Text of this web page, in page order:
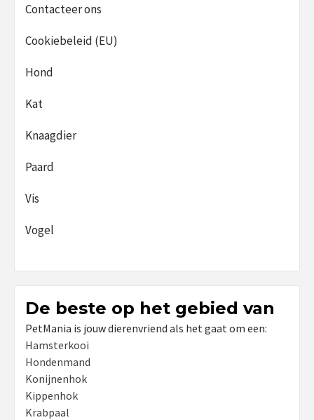
Contacteer ons
Cookiebeleid (EU)
Hond
Kat
Knaagdier
Paard
Vis
Vogel
De beste op het gebied van
PetMania is jouw dierenvriend als het gaat om een:
Hamsterkooi
Hondenmand
Konijnenhok
Kippenhok
Krabpaal